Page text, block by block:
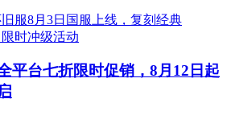
平台七折限时促销，8月12日起